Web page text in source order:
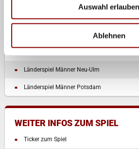
Auswahl erlauben
Ablehnen
WEITERE LÄNDERSPIELE
Länderspiel Männer Neu-Ulm
Länderspiel Männer Potsdam
WEITER INFOS ZUM SPIEL
Ticker zum Spiel